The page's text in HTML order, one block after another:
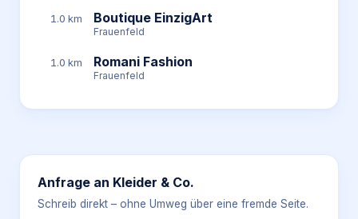
1.0 km Boutique EinzigArt
Frauenfeld
1.0 km Romani Fashion
Frauenfeld
Anfrage an Kleider & Co.
Schreib direkt – ohne Umweg über eine fremde Seite.